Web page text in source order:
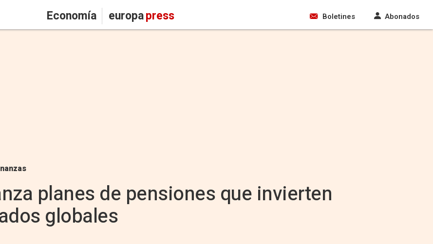
Economía europapress Boletines Abonados
planes de pensiones que invierten
globales